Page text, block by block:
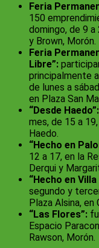
Feria
150
domingo, de 9 a
y Brown, Morón.
Feria
Libre”:
principalmente
de lunes a
en Plaza San
“Desde Haedo”:
mes, de 15 a
Haedo.
“Hecho en
12 a 17, en la
Derqui y
“Hecho en
segundo y
Plaza Alsina,
“Las Flores”:
Espacio
Rawson, Morón.